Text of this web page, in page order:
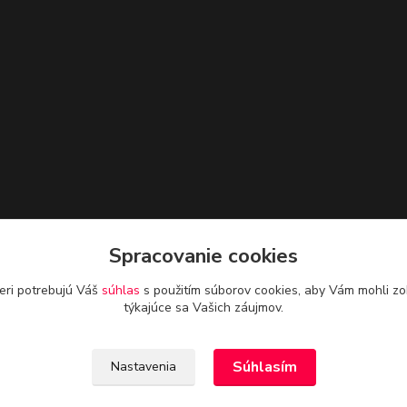
Spracovanie cookies
potrebujú Váš súhlas s použitím súborov cookies, aby Vám mohli
týkajúce sa Vašich záujmov.
Nastavenia Súhlasím